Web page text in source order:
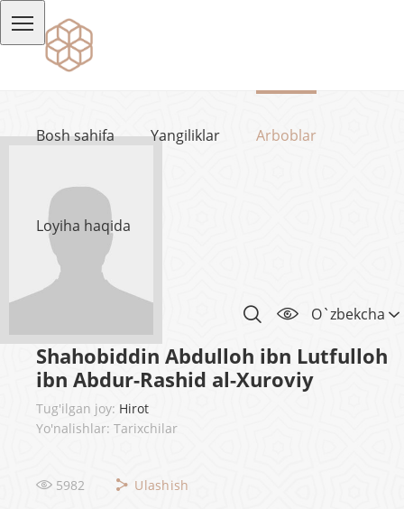
Bosh sahifa Yangiliklar Arboblar
Loyiha haqida
O`zbekcha
Shahobiddin Abdulloh ibn Lutfulloh
ibn Abdur-Rashid al-Xuroviy
Tug'ilgan joy: Hirot
Yo'nalishlar: Tarixchilar
5982 Ulashish